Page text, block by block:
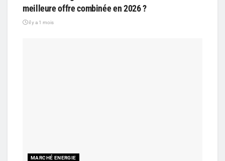
meilleure offre combinée en 2026 ?
il y a 1 mois
MARCHÉ ENERGIE